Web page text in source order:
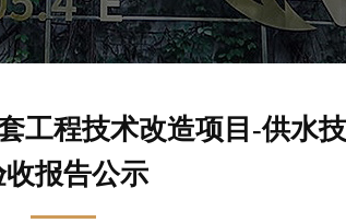
工程技术改造项目-供水
收报告公示